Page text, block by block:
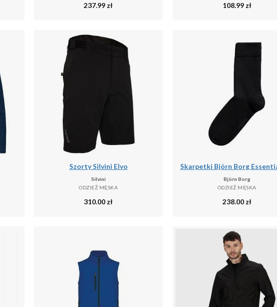
237.99 zł 108.99 zł
Szorty Silvini Elvo
Silvini
ODZIEŻ MĘSKA
310.00 zł
Björn Borg
ODZIEŻ MĘSKA
238.00 zł